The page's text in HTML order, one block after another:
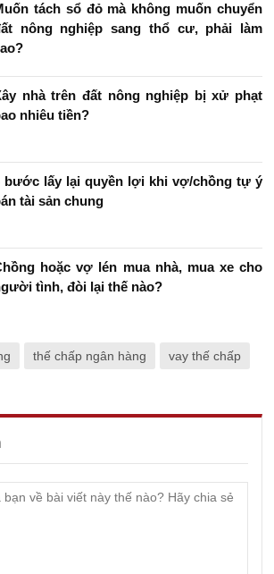
tách sổ đỏ mà không muốn chuyển
nông nghiệp sang thổ cư, phải làm
nhà trên đất nông nghiệp bị xử phạt
nhiêu tiền?
bước lấy lại quyền lợi khi vợ/chồng tự ý
tài sản chung
hoặc vợ lén mua nhà, mua xe cho
tình, đòi lại thế nào?
thế chấp ngân hàng vay thế chấp